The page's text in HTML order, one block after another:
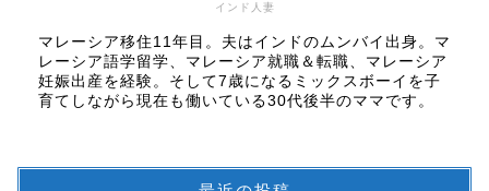
インド人妻
マレーシア移住11年目。夫はインドのムンバイ出身。マ
レーシア語学留学、マレーシア就職＆転職、マレーシア
妊娠出産を経験。そして7歳になるミックスボーイを子
育てしながら現在も働いている30代後半のママです。